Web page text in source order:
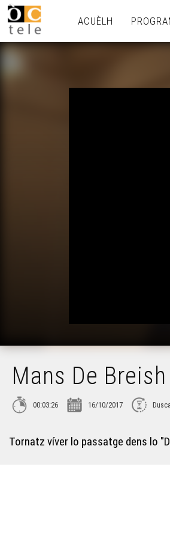
ACUÈLH
Mans De
00:03:26 16/10/2017
Tornatz víver lo passatge dens lo